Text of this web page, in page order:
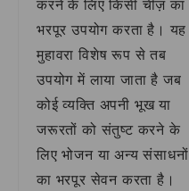
करने के लिए किसी चीज़ का
भरपूर उपयोग करता है। यह
मुहावरा विशेष रूप से तब
उपयोग में लाया जाता है जब
कोई व्यक्ति अपनी भूख या
जरूरतों को संतुष्ट करने के
लिए भोजन या अन्य संसाधनों
का भरपूर सेवन करता है।